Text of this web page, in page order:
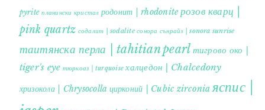
pyrite планински кристал родонит | rhodonite розов кварц |
pink quartz содалит | sodalite сонора сънрайз | sonora sunrise
таитянска перла | tahitian pearl тигрово око |
tiger's eye тюркоаз | turquoise халцедон | Chalcedony
хризокола | Chrysocolla цирконий | Cubic zirconia яспис |